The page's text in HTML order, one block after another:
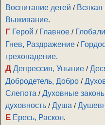
Воспитание детей / Всякая
Выживание.
Г Герой / Главное /
Гнев, Раздражение /
грехопадение.
Д Депрессия, Уныние /
Добродетель, Добро /
Слепота /Духовные
духовность /Душа /
Е Ересь, Раскол.